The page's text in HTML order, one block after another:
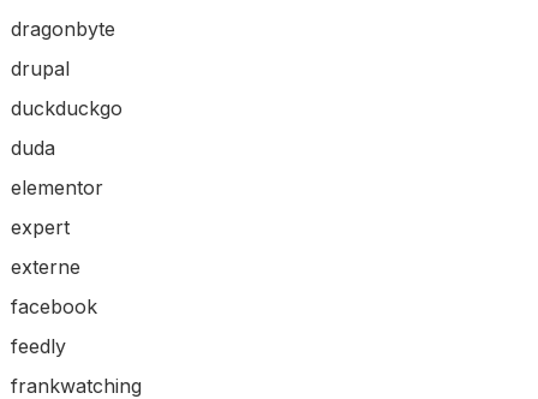
dragonbyte
drupal
duckduckgo
duda
elementor
expert
externe
facebook
feedly
frankwatching